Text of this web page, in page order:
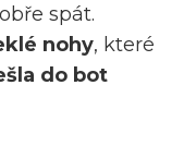
spát.
nohy, které
do bot